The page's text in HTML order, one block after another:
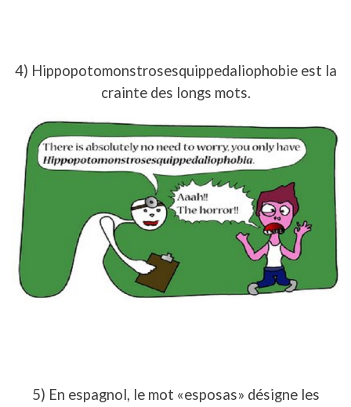
4) Hippopotomonstrosesquippedaliophobie est la
crainte des longs mots.
5) En espagnol, le mot «esposas» désigne les